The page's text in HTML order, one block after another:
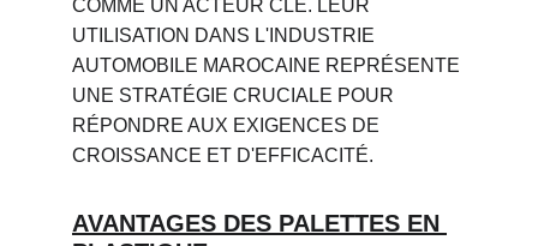
COMME UN ACTEUR CLÉ. LEUR
UTILISATION DANS L'INDUSTRIE
AUTOMOBILE MAROCAINE REPRÉSENTE
UNE STRATÉGIE CRUCIALE POUR
RÉPONDRE AUX EXIGENCES DE
CROISSANCE ET D'EFFICACITÉ.
AVANTAGES DES PALETTES EN